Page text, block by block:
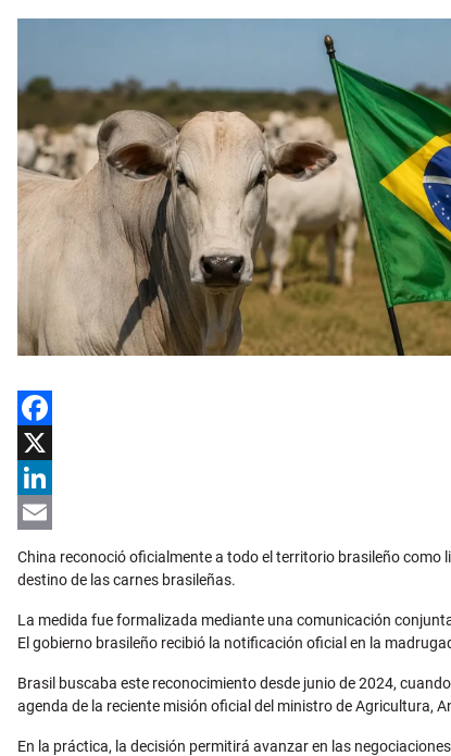
Facebook
X
LinkedIn
Email
China reconoció oficialmente a todo el territorio brasileño como
destino de las carnes brasileñas.
La medida fue formalizada mediante una comunicación
El gobierno brasileño recibió la notificación oficial en la
Brasil buscaba este reconocimiento desde junio de 2024,
agenda de la reciente misión oficial del ministro de Agricultura,
En la práctica, la decisión permitirá avanzar en las